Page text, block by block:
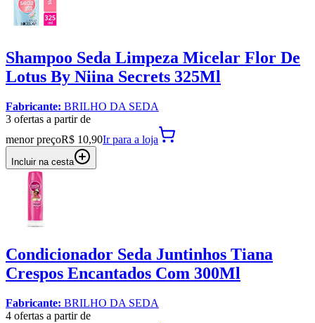
Shampoo Seda Limpeza Micelar Flor De
Lotus By Niina Secrets 325Ml
Fabricante: BRILHO DA SEDA
3 ofertas a partir de
menor preçoR$ 10,90Ir para a loja
Incluir na cesta
Condicionador Seda Juntinhos Tiana
Crespos Encantados Com 300Ml
Fabricante: BRILHO DA SEDA
4 ofertas a partir de